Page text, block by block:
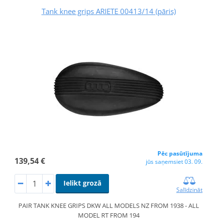
Tank knee grips ARIETE 00413/14 (pāris)
139,54 €
Pēc pasūtījuma
jūs saņemsiet 03. 09.
Ielikt grozā
Salīdzināt
PAIR TANK KNEE GRIPS DKW ALL MODELS NZ FROM 1938 - ALL
MODEL RT FROM 194